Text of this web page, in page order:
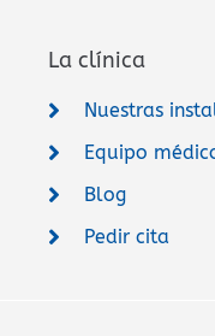
La clínica
Nuestras
Equipo
Blog
Pedir cita